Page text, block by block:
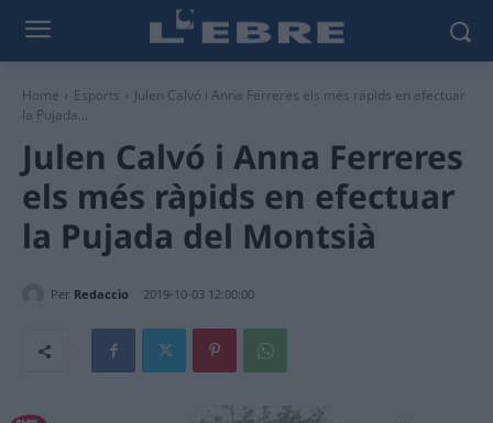
Home Esports
Julen Calvó i Anna Ferreres els més ràpids en efectuar
la Pujada...
Julen Calvó i Anna Ferreres
els més ràpids en efectuar
la Pujada del Montsià
Per Redaccio 2019-10-03 12:00:00